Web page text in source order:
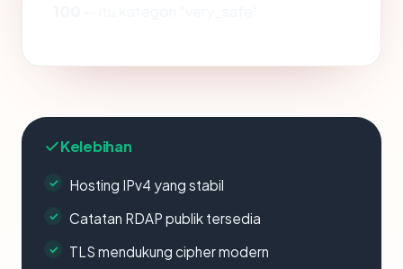
Kelebihan
Hosting IPv4 yang stabil
Catatan RDAP publik tersedia
TLS mendukung cipher modern